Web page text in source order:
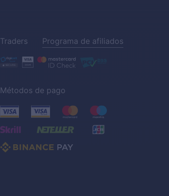
Traders Programa de afiliados
Métodos de pago